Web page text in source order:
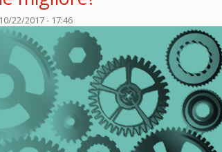
22/2017 - 17:46